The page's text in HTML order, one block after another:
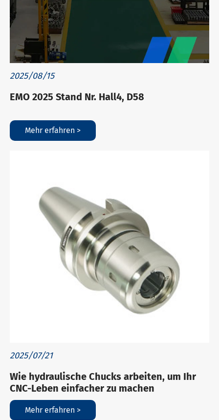
2025/08/15
EMO 2025 Stand Nr. Hall4, D58
Mehr erfahren >
2025/07/21
Wie hydraulische Chucks arbeiten, um Ihr
CNC-Leben einfacher zu machen
Mehr erfahren >